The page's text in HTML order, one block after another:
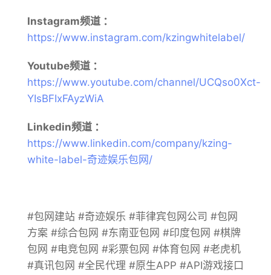
Instagram频道 ：
https://www.instagram.com/kzingwhitelabel/
Youtube频道 ：
https://www.youtube.com/channel/UCQso0Xct-
YIsBFIxFAyzWiA
Linkedin频道 ：
https://www.linkedin.com/company/kzing-
white-label-奇迹娱乐包网/
#包网建站 #奇迹娱乐 #菲律宾包网公司 #包网
方案 #综合包网 #东南亚包网 #印度包网 #棋牌
包网 #电竞包网 #彩票包网 #体育包网 #老虎机
#真讯包网 #全民代理 #原生APP #API游戏接口